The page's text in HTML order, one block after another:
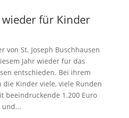
für Kinder
von St. Joseph Buschhausen
Jahr wieder für das
entschieden. Bei ihrem
Kinder viele, viele Runden
beeindruckende 1.200 Euro